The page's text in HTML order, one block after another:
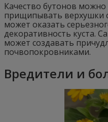
Качество бутонов можно
прищипывать верхушки
может оказать
декоративность куста.
может создавать
почвопокровниками.
Вредители и